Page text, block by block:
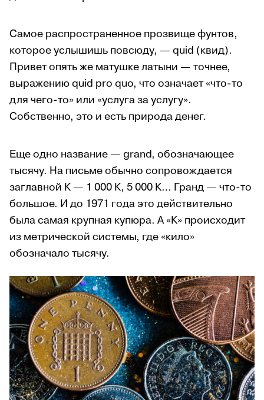
Самое распространенное прозвище фунтов,
которое услышишь повсюду, — quid (квид).
Привет опять же матушке латыни — точнее,
выражению quid pro quo, что означает «что-то
для чего-то» или «услуга за услугу».
Собственно, это и есть природа денег.
Еще одно название — grand, обозначающее
тысячу. На письме обычно сопровождается
заглавной К — 1 000 К, 5 000 К… Гранд — что-то
большое. И до 1971 года это действительно
была самая крупная купюра. А «К» происходит
из метрической системы, где «кило»
обозначало тысячу.